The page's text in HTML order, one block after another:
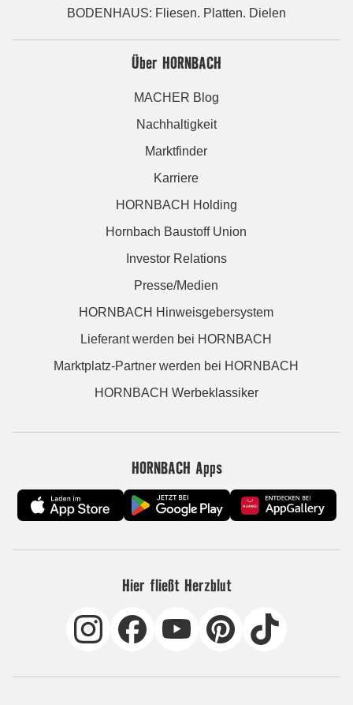
BODENHAUS: Fliesen. Platten. Dielen
Über HORNBACH
MACHER Blog
Nachhaltigkeit
Marktfinder
Karriere
HORNBACH Holding
Hornbach Baustoff Union
Investor Relations
Presse/Medien
HORNBACH Hinweisgebersystem
Lieferant werden bei HORNBACH
Marktplatz-Partner werden bei HORNBACH
HORNBACH Werbeklassiker
HORNBACH Apps
Hier fließt Herzblut